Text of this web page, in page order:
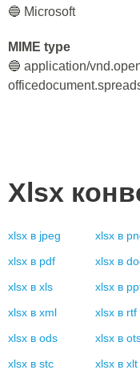
🔵 Microsoft
MIME type
🔵 application/
Xlsx
xlsx в jpeg xlsx в
xlsx в pdf xlsx в
xlsx в xls xlsx в
xlsx в xml xlsx в rtf
xlsx в ods xlsx в
xlsx в stc xlsx в xlt